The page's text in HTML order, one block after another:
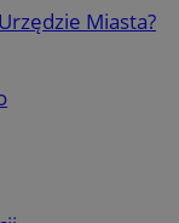
Miasta?